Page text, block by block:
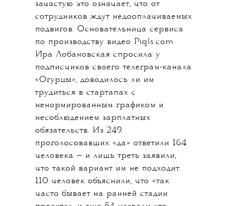
зачастую это означает, что от
сотрудников ждут недооплачиваемых
подвигов. Основательница сервиса
по производству видео Piqls.com
Ира Лобановская спросила у
подписчиков своего телеграм-канала
«Огурцы», доводилось ли им
трудиться в стартапах с
ненормированным графиком и
несоблюдением зарплатных
обязательств. Из 249
проголосовавших «да» ответили 164
человека — и лишь треть заявили,
что такой вариант им не подходит.
110 человек объяснили, что «так
часто бывает на ранней стадии